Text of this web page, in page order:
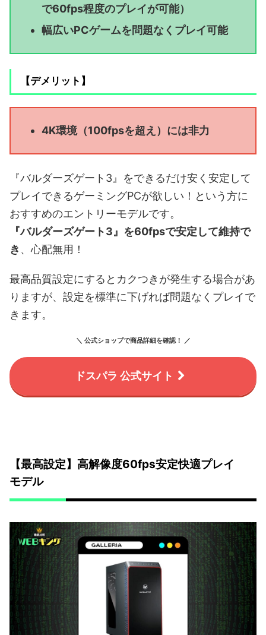
で60fps程度のプレイが可能）
幅広いPCゲームを問題なくプレイ可能
【デメリット】
4K環境（100fpsを超え）には非力
『バルダーズゲート3』をできるだけ安く安定して
プレイできるゲーミングPCが欲しい！という方に
おすすめのエントリーモデルです。
『バルダーズゲート3』を60fpsで安定して維持で
き 、心配無用！
最高品質設定にするとカクつきが発生する場合があ
りますが、設定を標準に下げれば問題なくプレイで
きます。
＼ 公式ショップで商品詳細を確認！ ／
ドスパラ 公式サイト
【最高設定】高解像度60fps安定快適プレイ
モデル